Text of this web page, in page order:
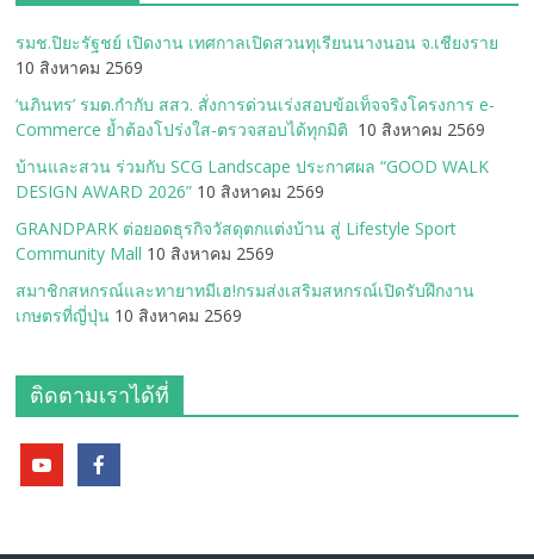
รมช.ปิยะรัฐชย์ เปิดงาน เทศกาลเปิดสวนทุเรียนนางนอน จ.เชียงราย
10 สิงหาคม 2569
‘นภินทร’ รมต.กำกับ สสว. สั่งการด่วนเร่งสอบข้อเท็จจริงโครงการ e-
Commerce ย้ำต้องโปร่งใส-ตรวจสอบได้ทุกมิติ 10 สิงหาคม 2569
บ้านและสวน ร่วมกับ SCG Landscape ประกาศผล “GOOD WALK
DESIGN AWARD 2026” 10 สิงหาคม 2569
GRANDPARK ต่อยอดธุรกิจวัสดุตกแต่งบ้าน สู่ Lifestyle Sport
Community Mall 10 สิงหาคม 2569
สมาชิกสหกรณ์และทายาทมีเฮ!กรมส่งเสริมสหกรณ์เปิดรับฝึกงาน
เกษตรที่ญี่ปุ่น 10 สิงหาคม 2569
ติดตามเราได้ที่